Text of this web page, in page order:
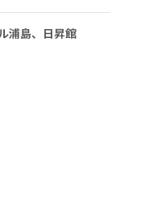
浦島、日昇館